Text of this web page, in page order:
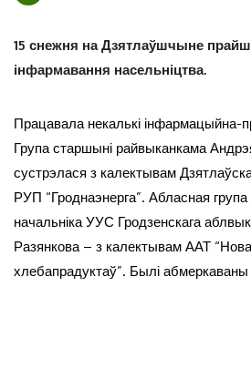
15 снежня на Дзятлаўшчыне
інфармавання насельніцтва.
Працавала некалькі інфармацыйна-
Група старшыні райвыканкама
сустрэлася з калектывам
РУП “Гроднаэнерга”. Абласная група
начальніка УУС Гродзенскага
Разянкова – з калектывам ААТ
хлебапрадуктаў”. Былі